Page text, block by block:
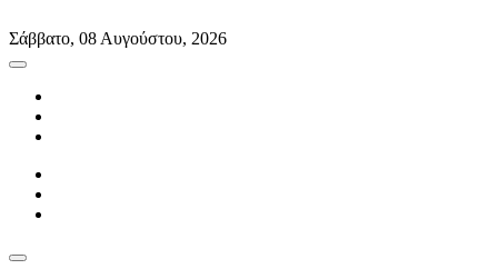
to
content
Σάββατο, 08 Αυγούστου, 2026